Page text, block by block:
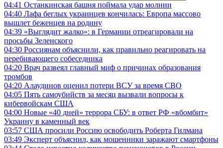
04:41 Останкинская башня поймала удар молнии
04:40 Лафа беглых украинцев кончилась: Европа массово
вышлет беженцев на родину
04:39 «Выглядит жалко»: в Германии отреагировали на
просьбы Зеленского
04:30 Россиянам объяснили, как правильно реагировать на
перебивающего собеседника
04:20 Врач развеял главный миф о причинах образования
тромбов
04:20 Алаудинов оценил потери ВСУ за время СВО
04:05 Пять самоубийств за месяц вызвали вопросы к
кибервойскам США
04:00 Новые «40 дней» террора СБУ: в ответ РФ «вбомбит»
Украину в каменный век
03:57 США просили Россию освободить Роберта Гилмана
03:49 Эксперт объяснил, как мошенники заражают смартфоны